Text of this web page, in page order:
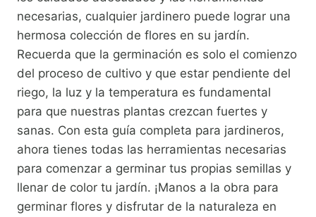
necesarias, cualquier jardinero puede lograr una
hermosa colección de flores en su jardín.
Recuerda que la germinación es solo el comienzo
del proceso de cultivo y que estar pendiente del
riego, la luz y la temperatura es fundamental
para que nuestras plantas crezcan fuertes y
sanas. Con esta guía completa para jardineros,
ahora tienes todas las herramientas necesarias
para comenzar a germinar tus propias semillas y
llenar de color tu jardín. ¡Manos a la obra para
germinar flores y disfrutar de la naturaleza en